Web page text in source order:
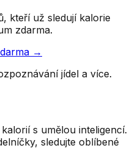
kteří už sledují kalorie
zdarma.
→
jídel a více.
s umělou inteligencí.
sledujte oblíbené